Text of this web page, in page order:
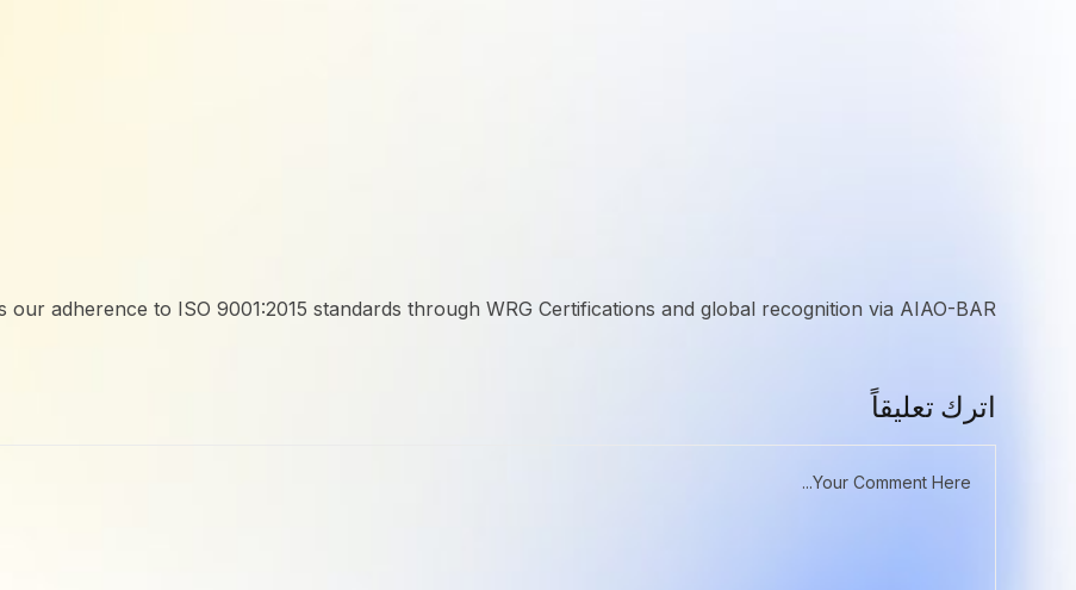
our adherence to ISO 9001:2015 standards through WRG Certifications and global recognition via AIAO-BAR.
اترك تعليقاً